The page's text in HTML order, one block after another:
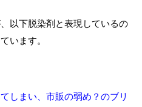
以下脱染剤と表現しているの
います。
しまい、市販の弱め？のブリ